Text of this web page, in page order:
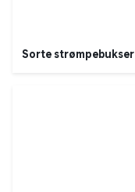
Sorte strømpebukser